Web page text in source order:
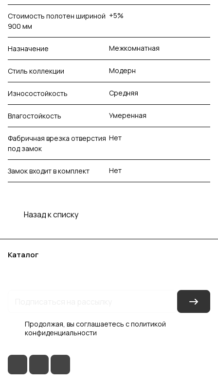
Стоимость полотен шириной
900 мм
+5%
Назначение Межкомнатная
Стиль коллекции Модерн
Износостойкость Средняя
Влагостойкость Умеренная
Фабричная врезка отверстия
под замок
Нет
Замок входит в комплект Нет
Назад к списку
Каталог
Продолжая, вы соглашаетесь сполитикой
конфиденциальности